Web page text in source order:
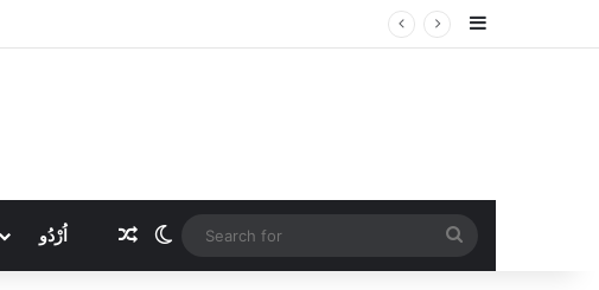
اُرْدُو Random Article
Switch skin
for